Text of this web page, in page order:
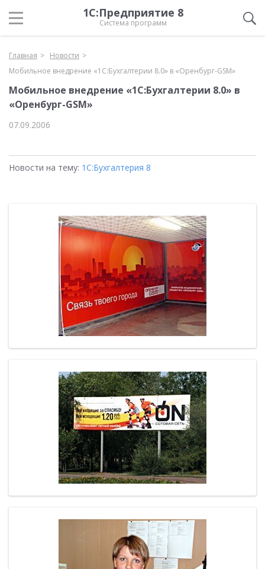
1С:Предприятие 8
Система программ
Главная
Новости
Мобильное внедрение «1С:Бухгалтерии 8.0» в «Оренбург-GSM»
Мобильное внедрение «1С:Бухгалтерии 8.0» в
«Оренбург-GSM»
07.09.2006
Новости на тему: 1С:Бухгалтерия 8